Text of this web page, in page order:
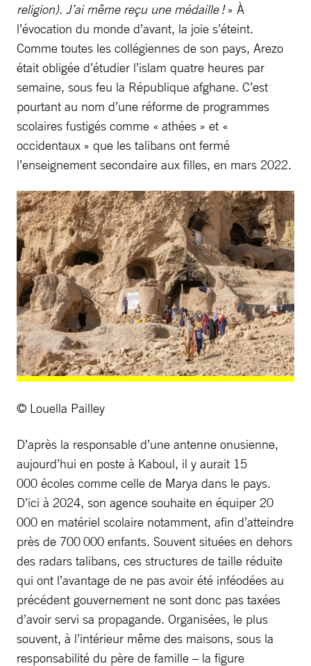
religion). J’ai même reçu une médaille !» À
l’évocation du monde d’avant, la joie s’éteint.
Comme toutes les collégiennes de son pays, Arezo
était obligée d’étudier l’islam quatre heures par
semaine, sous feu la République afghane. C’est
pourtant au nom d’une réforme de programmes
scolaires fustigés comme « athées » et «
occidentaux » que les talibans ont fermé
l’enseignement secondaire aux filles, en mars 2022.
© Louella Pailley
D’après la responsable d’une antenne onusienne,
aujourd’hui en poste à Kaboul, il y aurait 15
000 écoles comme celle de Marya dans le pays.
D’ici à 2024, son agence souhaite en équiper 20
000 en matériel scolaire notamment, afin d’atteindre
près de 700 000 enfants. Souvent situées en dehors
des radars talibans, ces structures de taille réduite
qui ont l’avantage de ne pas avoir été inféodées au
précédent gouvernement ne sont donc pas taxées
d’avoir servi sa propagande. Organisées, le plus
souvent, à l’intérieur même des maisons, sous la
responsabilité du père de famille – la figure